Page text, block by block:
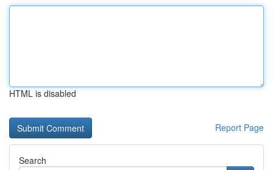
HTML is disabled
Report Page
Search